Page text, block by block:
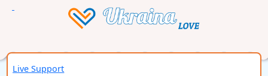
Live Support